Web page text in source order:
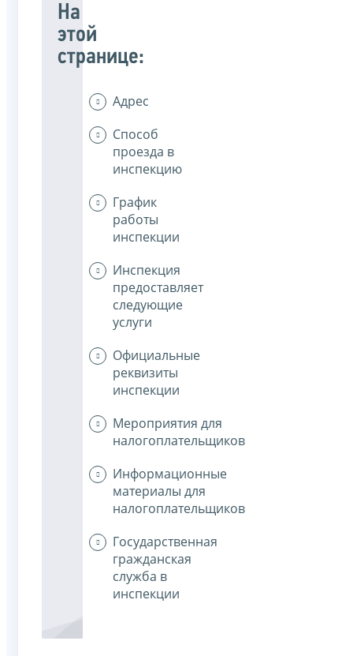
На
этой
странице:
Адрес
Способ
проезда в
инспекцию
График
работы
инспекции
Инспекция
предоставляет
следующие
услуги
Официальные
реквизиты
инспекции
Мероприятия для
налогоплательщиков
Информационные
материалы для
налогоплательщиков
Государственная
гражданская
служба в
инспекции